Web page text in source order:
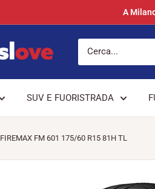
A
SUV E FUORISTRADA
FIREMAX FM 601 175/60 R15 81H TL